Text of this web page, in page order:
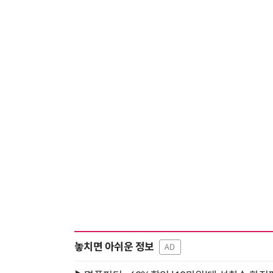
놓치면 아쉬운 정보 AD